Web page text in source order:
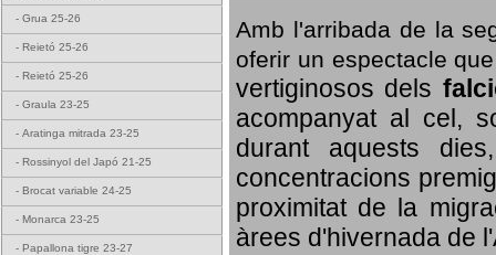
- Grua 25-26
- Reietó 25-26
- Reietó 25-26
- Graula 23-25
- Aratinga mitrada 23-25
- Rossinyol del Japó 21-25
- Brocat variable 24-25
- Monarca 23-25
- Papallona tigre 23-27
Amb l'arribada de la
oferir un espectacle
vertiginosos dels
acompanyat al cel,
durant aquests
concentracions
proximitat de la
àrees d'hivernada de